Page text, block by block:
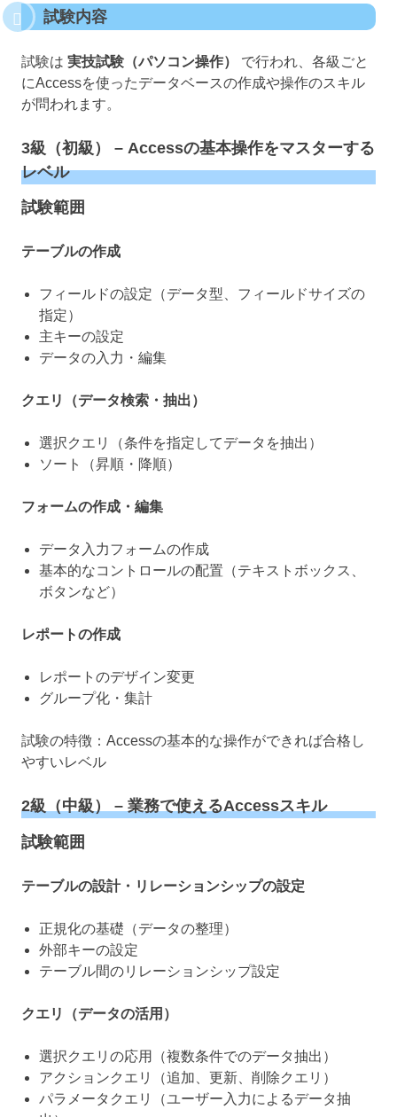
試験内容
試験は 実技試験（パソコン操作）
で行われ、各級ごと
にAccessを使ったデータベースの作成や操作のスキル
が問われます。
3級（初級） – Accessの基本操作をマスターする
レベル
試験範囲
テーブルの作成
フィールドの設定（データ型、フィールドサイズの
指定）
主キーの設定
データの入力・編集
クエリ（データ検索・抽出）
選択クエリ（条件を指定してデータを抽出）
ソート（昇順・降順）
フォームの作成・編集
データ入力フォームの作成
基本的なコントロールの配置（テキストボックス、
ボタンなど）
レポートの作成
レポートのデザイン変更
グループ化・集計
試験の特徴：Accessの基本的な操作ができれば合格し
やすいレベル
2級（中級） – 業務で使えるAccessスキル
試験範囲
テーブルの設計・リレーションシップの設定
正規化の基礎（データの整理）
外部キーの設定
テーブル間のリレーションシップ設定
クエリ（データの活用）
選択クエリの応用（複数条件でのデータ抽出）
アクションクエリ（追加、更新、削除クエリ）
パラメータクエリ（ユーザー入力によるデータ抽